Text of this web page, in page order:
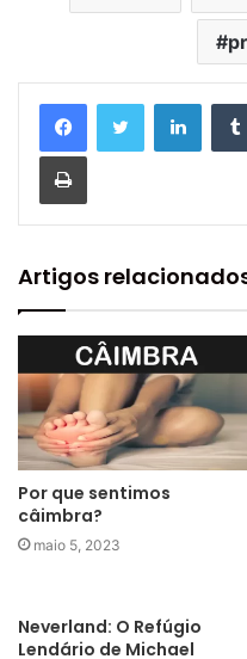
Artigos
Por que sentimos
câimbra?
maio 5, 2023
Neverland: O Refúgio
Lendário de Michael